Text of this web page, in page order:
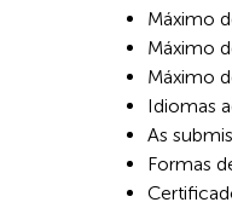
Máximo
Máximo
Máximo
Idiomas
As
Formas